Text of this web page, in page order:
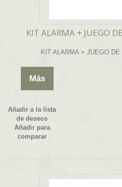
KIT ALARMA + JUEGO
KIT ALARMA + JUEGO
Más
Añadir a la lista
de deseos
Añadir para
comparar